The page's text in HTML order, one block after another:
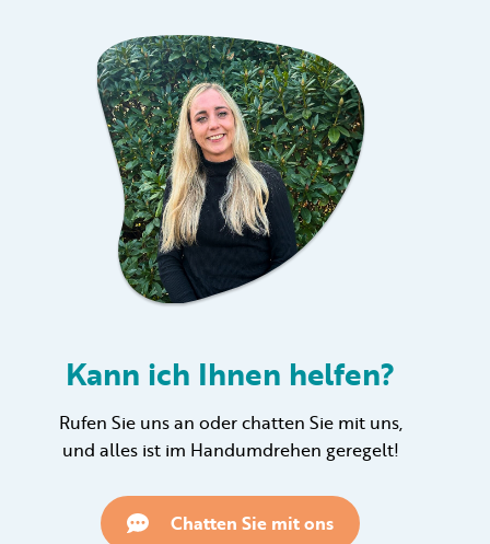
Kann ich Ihnen helfen?
Rufen Sie uns an oder chatten Sie mit uns,
und alles ist im Handumdrehen geregelt!
Chatten Sie mit ons